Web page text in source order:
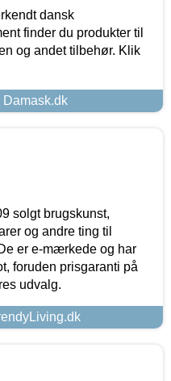
dansk
finder du produkter til
og andet tilbehør. Klik
solgt brugskunst,
og andre ting til
er e-mærkede og har
foruden prisgaranti på
udvalg.